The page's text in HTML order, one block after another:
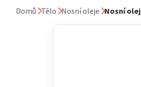
Domů Tělo Nosní oleje Nosní olej